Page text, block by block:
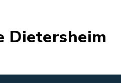
Dietersheim